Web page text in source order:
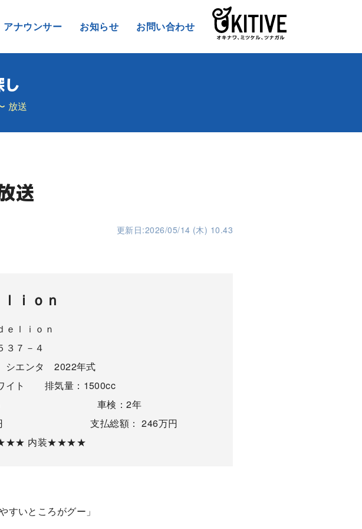
アナウンサー お知らせ お問い合わせ
放送
送
更新日:2026/05/14 (木) 10.43
ｉｏｎ
ｌｉｏｎ
３７－４
シエンタ 2022年式
イト 排気量：1500cc
万㎞ 車検：2年
万円 支払総額： 246万円
内装★★★★
いところがグー」